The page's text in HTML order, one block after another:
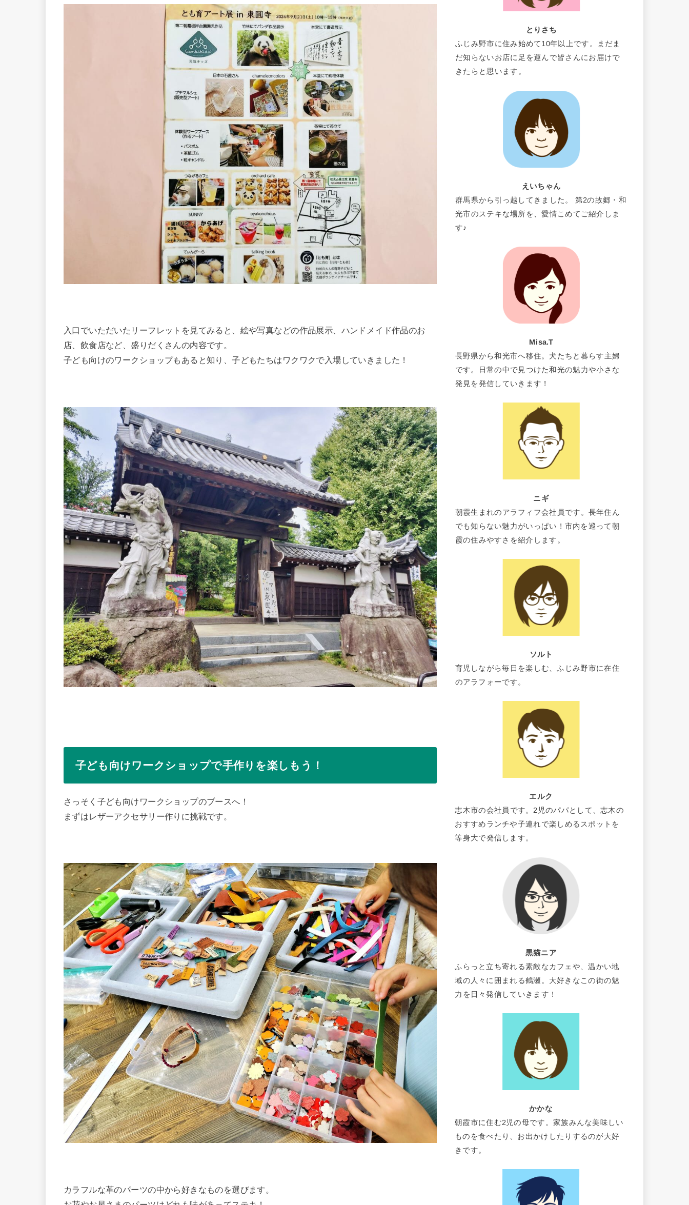
入口でいただいたリーフレットを見てみると、絵や写真などの作品展示、ハンドメイド作品のお
店、飲食店など、盛りだくさんの内容です。
子ども向けのワークショップもあると知り、子どもたちはワクワクで入場していきました！
子ども向けワークショップで手作りを楽しもう！
さっそく子ども向けワークショップのブースへ！
まずはレザーアクセサリー作りに挑戦です。
カラフルな革のパーツの中から好きなものを選びます。
とりさち
ふじみ野市に住み始めて10年以上です。まだま
だ知らないお店に足を運んで皆さんにお届けで
きたらと思います。
えいちゃん
群馬県から引っ越してきました。 第2の故郷・和
光市のステキな場所を、愛情こめてご紹介しま
す♪
Misa.T
長野県から和光市へ移住。犬たちと暮らす主婦
です。日常の中で見つけた和光の魅力や小さな
発見を発信していきます！
ニギ
朝霞生まれのアラフィフ会社員です。長年住ん
でも知らない魅力がいっぱい！市内を巡って朝
霞の住みやすさを紹介します。
ソルト
育児しながら毎日を楽しむ、ふじみ野市に在住
のアラフォーです。
エルク
志木市の会社員です。2児のパパとして、志木の
おすすめランチや子連れで楽しめるスポットを
等身大で発信します。
黒猫ニア
ふらっと立ち寄れる素敵なカフェや、温かい地
域の人々に囲まれる鶴瀬。大好きなこの街の魅
力を日々発信していきます！
かかな
朝霞市に住む2児の母です。家族みんな美味しい
ものを食べたり、お出かけしたりするのが大好
きです。